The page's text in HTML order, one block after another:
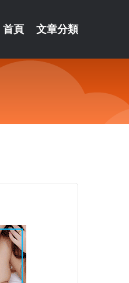
首頁 文章分類